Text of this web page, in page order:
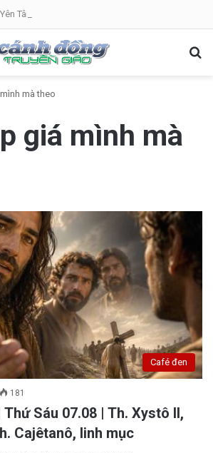
Tâm | NVT
mà theo
giá mình mà
Café đen
181
Sáu 07.08 | Th. Xystô II,
Cajêtanô, linh mục